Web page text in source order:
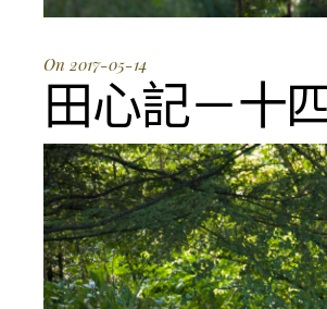
On 2017-05-14
田心記－十